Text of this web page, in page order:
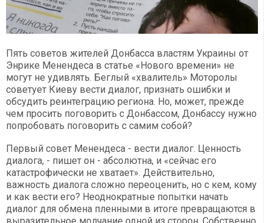
Пять советов жителей Донбасса властям Украины от
Энрике Менендеса в статье «Нового времени» не
могут не удивлять. Беглый «хвалитель» Моторолы
советует Киеву вести диалог, признать ошибки и
обсудить реинтеграцию региона. Но, может, прежде
чем просить поговорить с Донбассом, Донбассу нужно
попробовать поговорить с самим собой?
Первый совет Менендеса - вести диалог. Ценность
диалога, - пишет он - абсолютна, и «сейчас его
катастрофически не хватает». Действительно,
важность диалога сложно переоценить, но с кем, кому
и как вести его? Неоднократные попытки начать
диалог для обмена пленными в итоге превращаются в